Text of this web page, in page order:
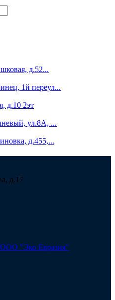
д.52...
1й переул...
д.10 2эт
ул.8А, ...
д.455,...
д.17
ООО "Эко Евразия"